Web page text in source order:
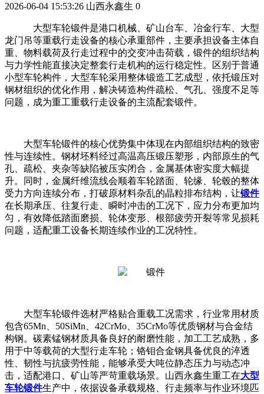
2026-06-04 15:53:26 山西永鑫生 0
大型车轮锻件是港口机械、矿山台车、冶金行车、大型
龙门吊等重载行走设备的核心承重部件，主要承担设备主体自
重、物料载荷及行走过程中的交变冲击荷载，锻件的组织结构
与力学性能直接决定整套行走机构的运行稳定性。区别于普通
小型车轮构件，大型车轮采用整体锻造工艺成型，依托锻压对
钢材组织的优化作用，解决铸造构件疏松、气孔、强度不足等
问题，成为重工重载行走设备的主流配套锻件。
大型车轮锻件的核心优势集中体现在内部组织结构的致密
性与连续性。钢材坯料经过高温高压锻压塑形，内部原生的气
孔、疏松、夹杂等缺陷被压实闭合，金属基体密实度大幅提
升。同时，金属纤维流线会顺着车轮踏面、轮缘、轮毂的整体
受力方向连续分布，打破原材料杂乱的晶粒排布结构，让锻件
在长期承压、往复行走、瞬时冲击的工况下，应力分布更加均
匀，有效降低踏面磨损、轮体变形、根部疲劳开裂等常见损耗
问题，适配重工设备长期连续作业的工况特性。
大型车轮锻件选材严格贴合重载工况需求，行业常用材质
包含65Mn、50SiMn、42CrMo、35CrMo等优质钢材与合金结
构钢。碳素锰钢材质具备良好的耐磨性能，加工工艺成熟，多
用于中等载荷的大型行走车轮；铬钼合金钢具备优良的淬透
性、韧性与抗疲劳性能，能够承受大吨位静态压力与动态冲
击，适配港口、矿山等严苛重载场景。山西永鑫生重工在大型
车轮锻件生产中，依据设备承载规格、行走频率与作业环境匹